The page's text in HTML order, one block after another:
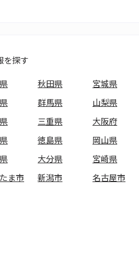
を探す
秋田県 宮城県
群馬県 山梨県
三重県 大阪府
徳島県 岡山県
大分県 宮崎県
ま市 新潟市 名古屋市